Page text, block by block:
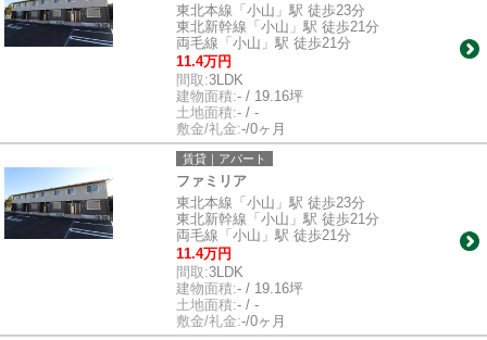
東北本線「小山」駅 徒歩23分
東北新幹線「小山」駅 徒歩21分
両毛線「小山」駅 徒歩21分
11.4万円
間取:3LDK
建物面積:- / 19.16坪
土地面積:- / -
敷金/礼金:-/0ヶ月
賃貸｜アパート
ファミリア
東北本線「小山」駅 徒歩23分
東北新幹線「小山」駅 徒歩21分
両毛線「小山」駅 徒歩21分
11.4万円
間取:3LDK
建物面積:- / 19.16坪
土地面積:- / -
敷金/礼金:-/0ヶ月